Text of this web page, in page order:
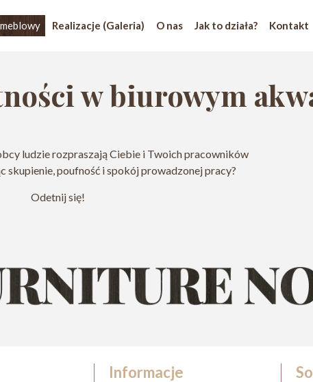
Realizacje (Galeria) O nas Jak to działa? Kontakt
w biurowym
ludzie rozpraszają Ciebie i Twoich pracowników
skupienie, poufność i spokój prowadzonej pracy?
Odetnij się!
Informacje